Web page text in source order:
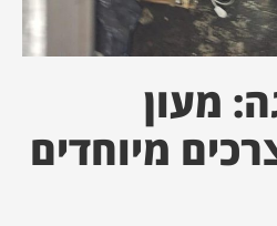
מעון
מיוחדים